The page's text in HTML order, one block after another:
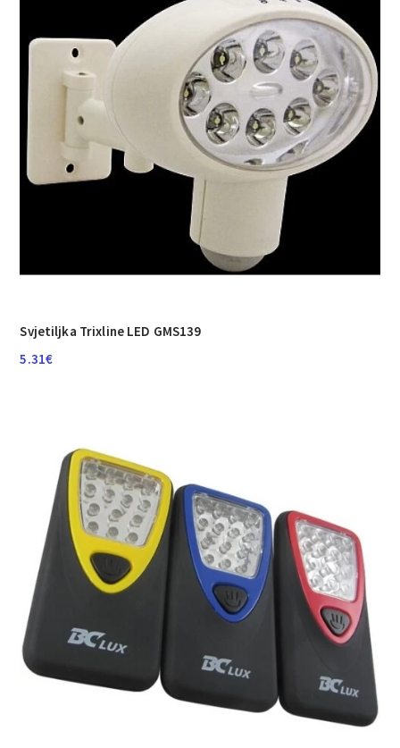
Svjetiljka Trixline LED GMS139
5.31€